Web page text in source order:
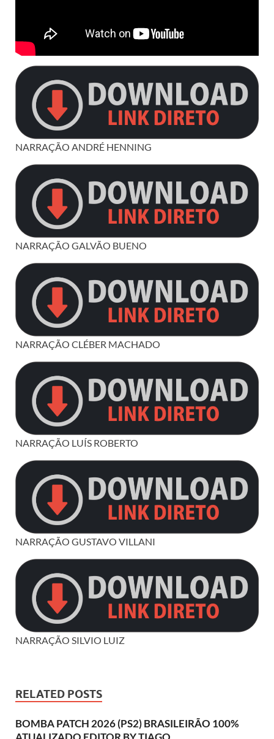
NARRAÇÃO ANDRÉ HENNING
NARRAÇÃO GALVÃO BUENO
NARRAÇÃO CLÉBER MACHADO
NARRAÇÃO LUÍS ROBERTO
NARRAÇÃO GUSTAVO VILLANI
NARRAÇÃO SILVIO LUIZ
RELATED POSTS
BOMBA PATCH 2026 (PS2) BRASILEIRÃO 100%